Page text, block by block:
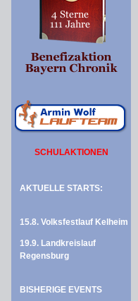
SCHULAKTIONEN
AKTUELLE STARTS:
15.8. Volksfestlauf Kelheim
19.9. Landkreislauf
Regensburg
BISHERIGE EVENTS